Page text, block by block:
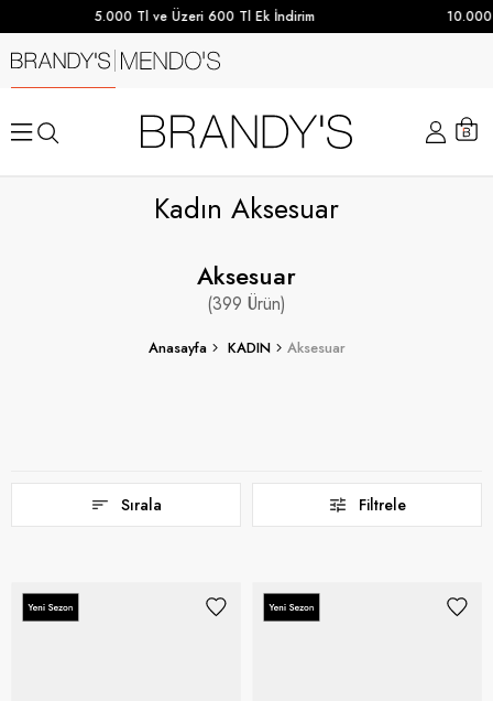
5.000 Tl ve Üzeri 600 Tl Ek İndirim 10.000 TL ve
Kadın Aksesuar
Aksesuar
399
Anasayfa KADIN Aksesuar
Filtrele
Sırala